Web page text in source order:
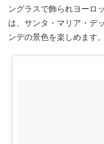
ングラスで飾られヨーロ
は、サンタ・マリア・デ
ンデの景色を楽しめます。